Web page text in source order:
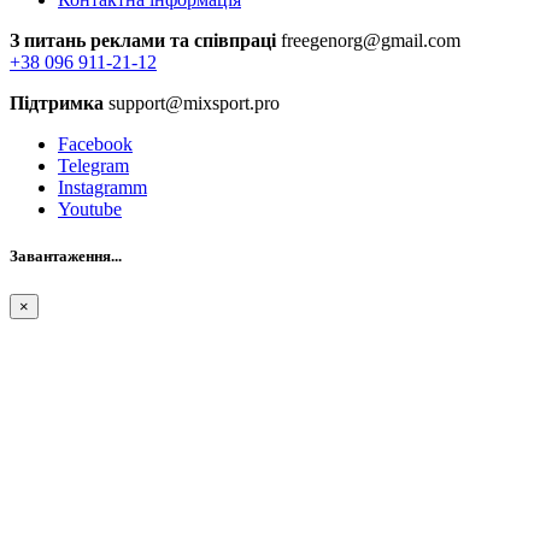
З питань реклами та співпраці freegenorg@gmail.com
+38 096 911-21-12
Підтримка support@mixsport.pro
Facebook
Telegram
Instagramm
Youtube
Завантаження...
×